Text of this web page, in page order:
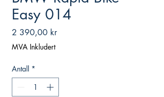
Easy 014
2 390,00 krPris
MVA Inkludert
Antall *